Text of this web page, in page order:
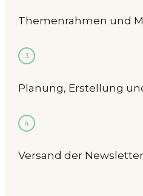
Themenrahmen und
3
Planung, Erstellung
4
Versand der Newsletter